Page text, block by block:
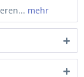
mehr